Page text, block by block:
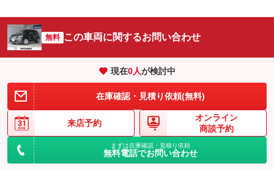
無料 この車両に関するお問い合わせ
現在0人が検討中
在庫確認・見積り依頼(無料)
来店予約
オンライン
商談予約
まずは在庫確認・見積り依頼
無料電話でお問い合わせ